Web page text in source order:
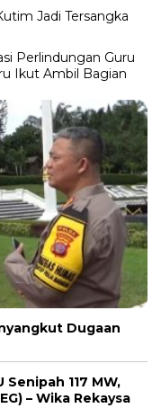
Jadi Tersangka
Perlindungan Guru
Ikut Ambil Bagian
Dugaan
Senipah 117 MW,
– Wika Rekaysa